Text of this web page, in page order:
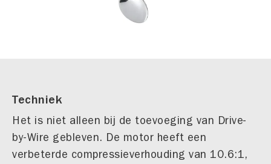
Techniek
Het is niet alleen bij de toevoeging van Drive-
by-Wire gebleven. De motor heeft een
verbeterde compressieverhouding van 10.6:1,